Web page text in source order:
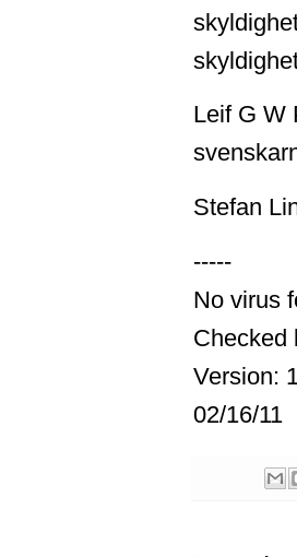
Leif G W
Stefan
-----
No virus
Checked
Version:
02/16/11